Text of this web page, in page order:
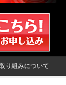
り組みについて